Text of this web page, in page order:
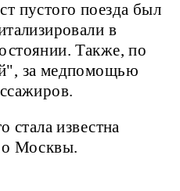
пустого поезда был
в
Также, по
за медпомощью
стала известна
Москвы.